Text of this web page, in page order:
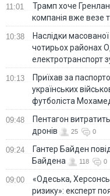
11:01
Трамп хоче
компанія вже везе
10:38
Наслідки
чотирьох районах
електротранспорт
10:13
Приїхав за
українських
футболіста
09:48
Пентагон
дронів
25 0
09:24
Гантер Байден
Байдена
118 0
09:00
«Одеська,
ризику»: експерт